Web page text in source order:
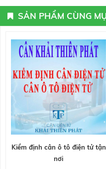
SẢN PHẨM CÙNG
Kiểm định cân ô tô điện tử tận
nơi